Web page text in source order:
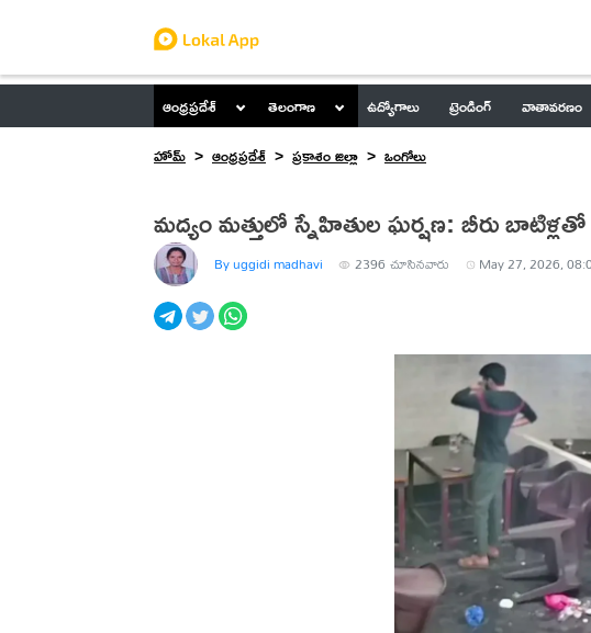
ఆంధ్రప్రదేశ్ తెలంగాణ ఉద్యోగాలు ట్రెండింగ్ వాతావరణం
హోమ్
ఆంధ్రప్రదేశ్ ప్రకాశం జిల్లా ఒంగోలు
మద్యం మత్తులో స్నేహితుల ఘర్షణ: బీరు
By uggidi madhavi 2396 చూసినవారు May 27, 2026,